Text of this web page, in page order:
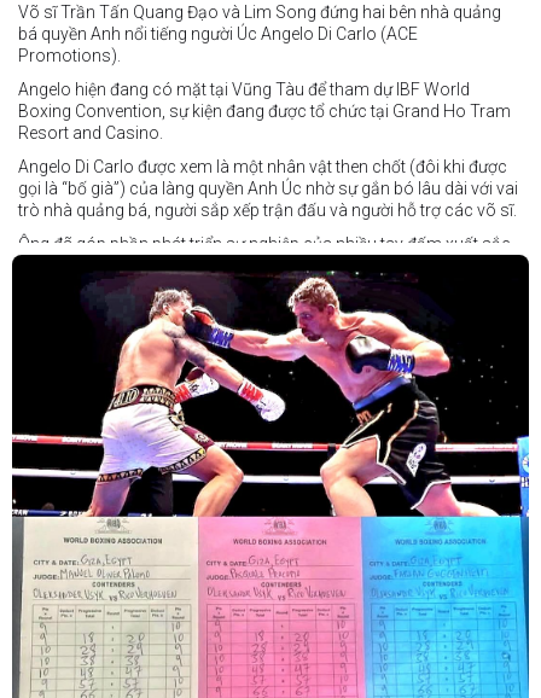
Võ sĩ Trần Tấn Quang Đạo và Lim Song đứng hai bên nhà quảng
bá quyền Anh nổi tiếng người Úc Angelo Di Carlo (ACE
Promotions).
Angelo hiện đang có mặt tại Vũng Tàu để tham dự IBF World
Boxing Convention, sự kiện đang được tổ chức tại Grand Ho Tram
Resort and Casino.
Angelo Di Carlo được xem là một nhân vật then chốt (đôi khi được
gọi là “bố già”) của làng quyền Anh Úc nhờ sự gắn bó lâu dài với vai
trò nhà quảng bá, người sắp xếp trận đấu và người hỗ trợ các võ sĩ.
Ông đã góp phần phát triển sự nghiệp của nhiều tay đấm xuất sắc,